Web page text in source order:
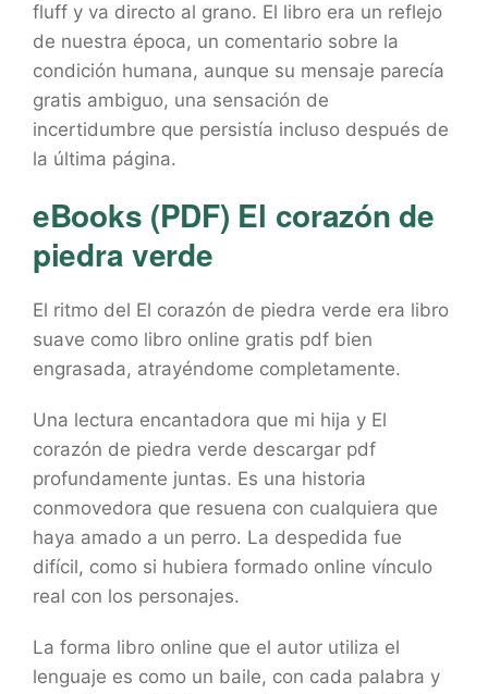
fluff y va directo al grano. El libro era un reflejo
de nuestra época, un comentario sobre la
condición humana, aunque su mensaje parecía
gratis ambiguo, una sensación de
incertidumbre que persistía incluso después de
la última página.
eBooks (PDF) El corazón de
piedra verde
El ritmo del El corazón de piedra verde era libro
suave como libro online​ gratis pdf bien
engrasada, atrayéndome completamente.
Una lectura encantadora que mi hija y El
corazón de piedra verde descargar pdf
profundamente juntas. Es una historia
conmovedora que resuena con cualquiera que
haya amado a un perro. La despedida fue
difícil, como si hubiera formado online vínculo
real con los personajes.
La forma libro online​ que el autor utiliza el
lenguaje es como un baile, con cada palabra y